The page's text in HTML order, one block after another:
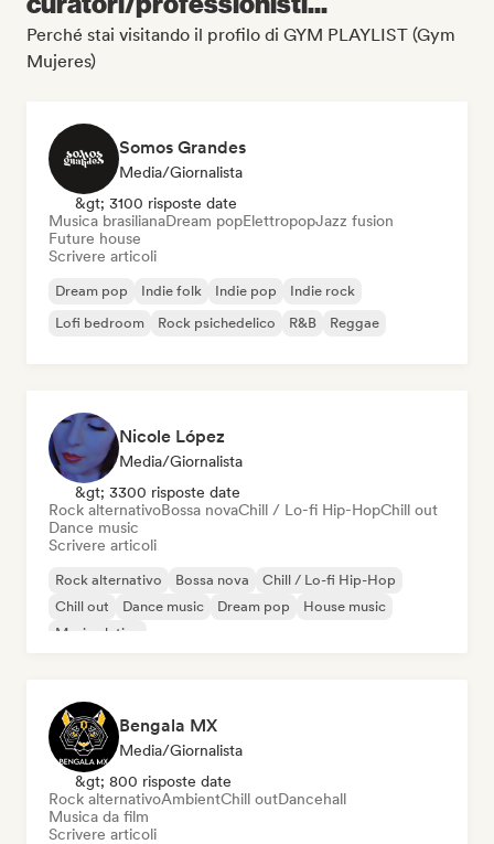
Perché stai visitando il profilo di GYM PLAYLIST (Gym
Mujeres)
Somos Grandes
Media/Giornalista
&gt; 3100 risposte date
Musica brasilianaDream popElettropopJazz fusion
Future house
Scrivere articoli
Dream pop Indie folk Indie pop
Indie rock
Lofi bedroom
Rock psichedelico R&B Reggae
Nicole López
Media/Giornalista
&gt; 3300 risposte date
Rock alternativoBossa novaChill / Lo-fi Hip-HopChill out
Dance music
Scrivere articoli
Rock alternativo Bossa nova
Chill / Lo-fi Hip-Hop
Chill out
Dance music Dream pop
House music
Musica latina
Bengala MX
Media/Giornalista
&gt; 800 risposte date
Rock alternativoAmbientChill outDancehall
Musica da film
Scrivere articoli